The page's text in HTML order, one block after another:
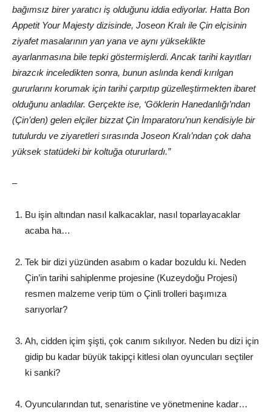
bağımsız birer yaratıcı iş olduğunu iddia ediyorlar. Hatta Bon
Appetit Your Majesty dizisinde, Joseon Kralı ile Çin elçisinin
ziyafet masalarının yan yana ve aynı yükseklikte
ayarlanmasına bile tepki göstermişlerdi. Ancak tarihi kayıtları
birazcık inceledikten sonra, bunun aslında kendi kırılgan
gururlarını korumak için tarihi çarpıtıp güzelleştirmekten ibaret
olduğunu anladılar. Gerçekte ise, ‘Göklerin Hanedanlığı’ndan
(Çin’den) gelen elçiler bizzat Çin İmparatoru’nun kendisiyle bir
tutulurdu ve ziyaretleri sırasında Joseon Kralı’ndan çok daha
yüksek statüdeki bir koltuğa otururlardı.”
–
Bu işin altından nasıl kalkacaklar, nasıl toparlayacaklar
acaba ha…
Tek bir dizi yüzünden asabım o kadar bozuldu ki. Neden
Çin’in tarihi sahiplenme projesine (Kuzeydoğu Projesi)
resmen malzeme verip tüm o Çinli trolleri başımıza
sarıyorlar?
Ah, cidden içim şişti, çok canım sıkılıyor. Neden bu dizi için
gidip bu kadar büyük takipçi kitlesi olan oyuncuları seçtiler
ki sanki?
Oyuncularından tut, senaristine ve yönetmenine kadar…